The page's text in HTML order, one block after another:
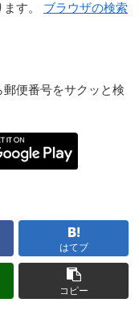
す。 ブラウザの検索
便番号をサクッと検
はてブ
コピー